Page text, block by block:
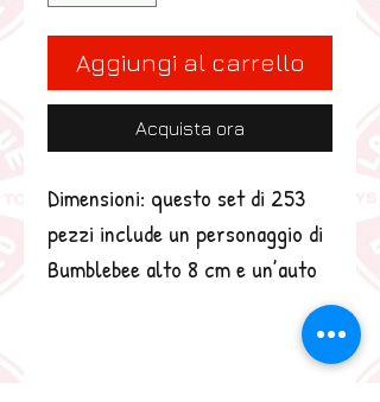
Aggiungi al carrello
Acquista ora
Dimensioni: questo set di 253
pezzi include un personaggio di
Bumblebee alto 8 cm e un’auto
LEGO giocattolo per bambini che